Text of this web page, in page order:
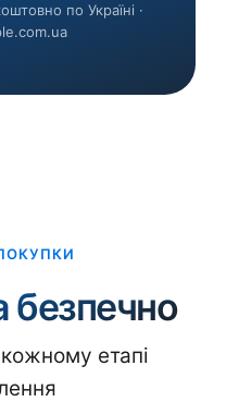
по Україні ·
безпечно
етапі